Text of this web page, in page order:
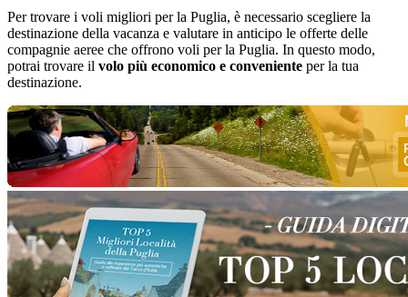
Per trovare i voli migliori per la Puglia, è necessario scegliere la
destinazione della vacanza e valutare in anticipo le offerte delle
compagnie aeree che offrono voli per la Puglia. In questo modo,
potrai trovare il volo più economico e conveniente per la tua
destinazione.